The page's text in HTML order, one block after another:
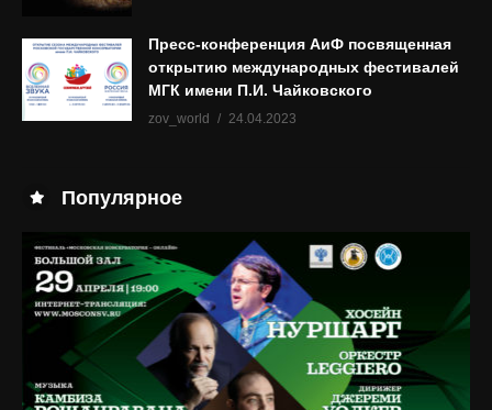
Пресс-конференция АиФ посвященная
открытию международных фестивалей
МГК имени П.И. Чайковского
zov_world 24.04.2023
Популярное